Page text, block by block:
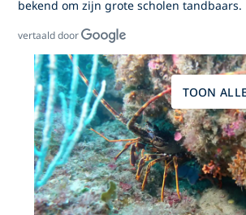
bekend om zijn grote scholen tandbaars.
vertaald door
TOON